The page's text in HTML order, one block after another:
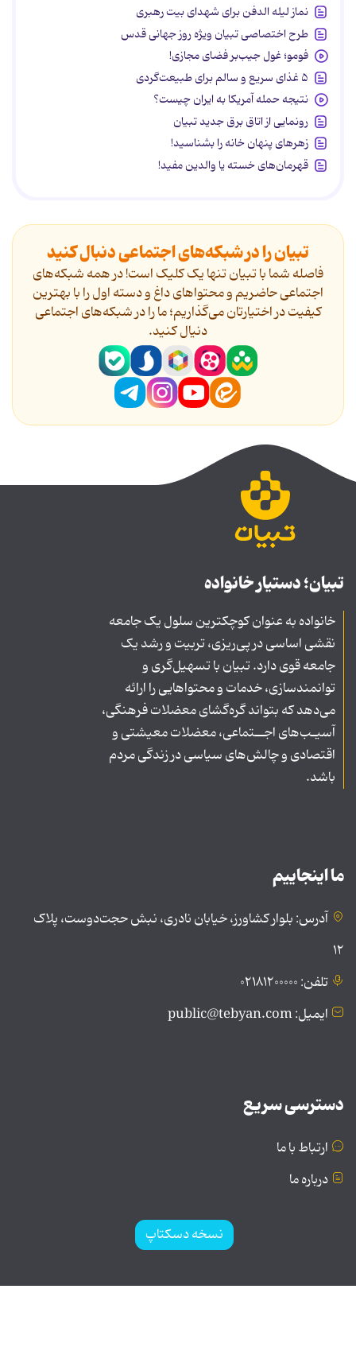
نماز لیله الدفن برای شهدای بیت رهبری
طرح اختصاصی تبیان ویژه روز جهانی قدس
فومو؛ غول جیب‌بر فضای مجازی!
۵ غذای سریع و سالم برای طبیعت‌گردی
نتیجه حمله آمریکا به ایران چیست؟
رونمایی از اتاق برق جدید تبیان
زهرهای پنهان خانه را بشناسید!
قهرمان‌های خسته یا والدین مفید!
تبیان را در شبکه‌های اجتماعی دنبال کنید
فاصله شما با تبیان تنها یک کلیک است! در همه شبکه‌های
اجتماعی حاضریم و محتواهای داغ و دسته اول را با بهترین
کیفیت در اختیارتان می‌گذاریم؛ ما را در شبکه‌های اجتماعی
دنیال کنید.
تبیان؛ دستیار خانواده
خانواده به عنوان کوچکترین سلول یک جامعه
نقشی اساسی در پی‌ریزی، تربیت و رشد یک
جامعه قوی دارد. تبیان با تسهیل‌گری و
توانمندسازی، خدمات و محتواهایی را ارائه
می‌دهد که بتواند گره‌گشای معضلات فرهنگی،
آسیـب‌های اجــتماعی، معضلات معیشتی و
اقتصادی و چالش‌های سیاسی در زندگی مردم
باشد.
ما اینجاییم
آدرس: بلوار کشاورز، خیابان نادری، نبش حجت‌دوست، پلاک
۱۲
تلفن: ۰۲۱۸۱۲۰۰۰۰۰
ایمیل: public@tebyan.com
دسترسی سریع
ارتباط با ما
درباره ما
نسخه دسکتاپ